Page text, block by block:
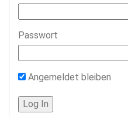
Passwort
Angemeldet bleiben